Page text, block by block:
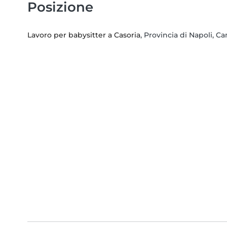
Posizione
Lavoro per babysitter a Casoria, Provincia di Napoli,